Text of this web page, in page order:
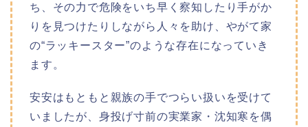
ち、その力で危険をいち早く察知したり手がか
りを見つけたりしながら人々を助け、やがて家
の“ラッキースター”のような存在になっていき
ます。
安安はもともと親族の手でつらい扱いを受けて
いましたが、身投げ寸前の実業家・沈知寒を偶